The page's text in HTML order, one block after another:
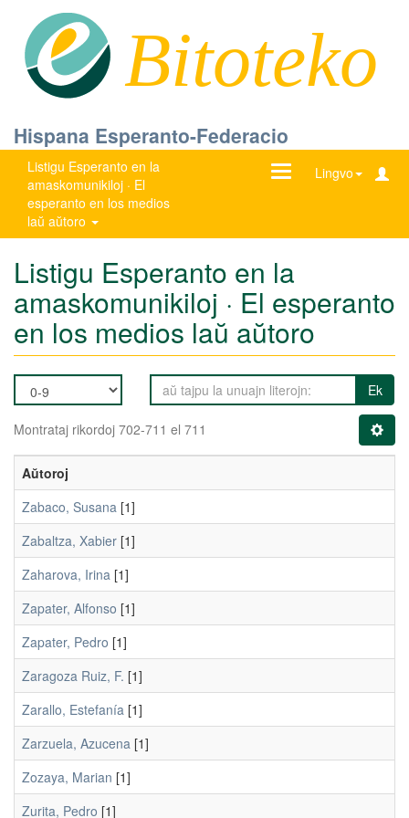
Bitoteko
Hispana Esperanto-Federacio
Listigu Esperanto en la
amaskomunikiloj · El
esperanto en los medios
laŭ aŭtoro
Lingvo
Ŝanĝu
Listigu Esperanto en la
amaskomunikiloj · El esperanto
en los medios laŭ aŭtoro
Ek
Montrataj rikordoj 702-711 el 711
Aŭtoroj
Zabaco, Susana [1]
Zabaltza, Xabier [1]
Zaharova, Irina [1]
Zapater, Alfonso [1]
Zapater, Pedro [1]
Zaragoza Ruiz, F. [1]
Zarallo, Estefanía [1]
Zarzuela, Azucena [1]
Zozaya, Marian [1]
Zurita, Pedro [1]